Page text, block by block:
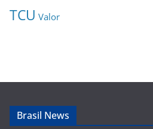
TCU Valor
Brasil News